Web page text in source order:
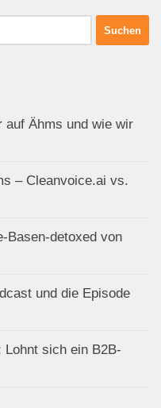
auf Ähms und wie wir
– Cleanvoice.ai vs.
Basen-detoxed von
und die Episode
sich ein B2B-